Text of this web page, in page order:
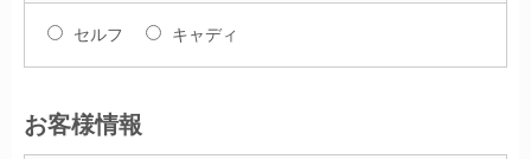
セルフ キャディ
お客様情報